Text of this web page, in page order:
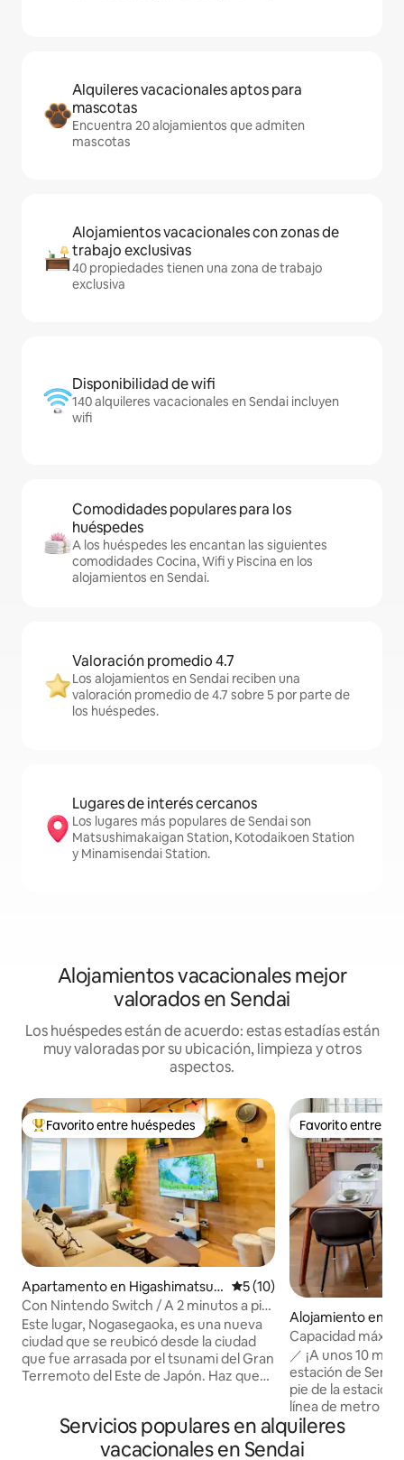
Alquileres vacacionales aptos para
mascotas
Encuentra 20 alojamientos que admiten
mascotas
Alojamientos vacacionales con zonas de
trabajo exclusivas
40 propiedades tienen una zona de trabajo
exclusiva
Disponibilidad de wifi
140 alquileres vacacionales en Sendai incluyen
wifi
Comodidades populares para los
huéspedes
A los huéspedes les encantan las siguientes
comodidades Cocina, Wifi y Piscina en los
alojamientos en Sendai.
Valoración promedio 4.7
Los alojamientos en Sendai reciben una
valoración promedio de 4.7 sobre 5 por parte de
los huéspedes.
Lugares de interés cercanos
Los lugares más populares de Sendai son
Matsushimakaigan Station, Kotodaikoen Station
y Minamisendai Station.
Alojamientos vacacionales mejor
valorados en Sendai
Los huéspedes están de acuerdo: estas estadías están
muy valoradas por su ubicación, limpieza y otros
aspectos.
Favorito entre huéspedes preferido
Favorito entre huéspedes
Apartamento en Higashimatsus
hima
Calificación promedio: 5 de
5 (10)
Con Nintendo Switch / A 2 minutos a pie
de la estación más cercana /
Estacionamiento gratuito / 3
habitaciones, sala y comedor / A 10
minutos de la estación de Matsushima
Este lugar, Nogasegaoka, es una nueva
ciudad que se reubicó desde la ciudad
que fue arrasada por el tsunami del Gran
Terremoto del Este de Japón. Haz que
de alquiler se creó a partir de ese deseo.
Amplio alquiler privado de 3LDK.Toda la
Favorito entre
Favorito entre
Alojamiento en
Capacidad
110 m² con 3
Préstamo
unifamiliar | Zona
Estacionamiento
10 minutos de la
Ciudad de Sendai
／ ¡A unos 10
estación de
pie de la estación
línea de metro Tozai ＼
barrio residencial
Ward, ☆Sendai
Servicios populares en alquileres
vacacionales en Sendai